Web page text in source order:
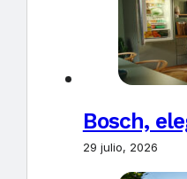
Bosch,
29 julio, 2026